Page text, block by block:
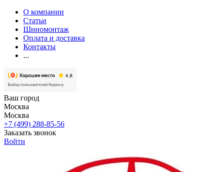
О компании
Статьи
Шиномонтаж
Оплата и доставка
Контакты
...
Ваш город
Москва
Москва
+7 (499) 288-85-56
Заказать звонок
Войти